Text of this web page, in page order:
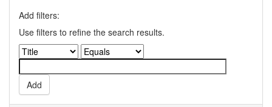
Add filters:
Use filters to refine the search results.